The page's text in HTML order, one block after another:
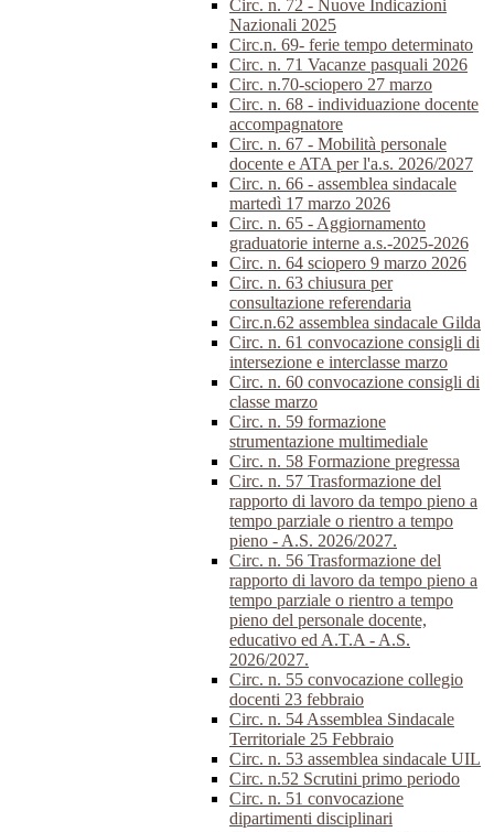
Circ. n. 72 - Nuove Indicazioni
Nazionali 2025
Circ.n. 69- ferie tempo determinato
Circ. n. 71 Vacanze pasquali 2026
Circ. n.70-sciopero 27 marzo
Circ. n. 68 - individuazione docente
accompagnatore
Circ. n. 67 - Mobilità personale
docente e ATA per l'a.s. 2026/2027
Circ. n. 66 - assemblea sindacale
martedì 17 marzo 2026
Circ. n. 65 - Aggiornamento
graduatorie interne a.s.-2025-2026
Circ. n. 64 sciopero 9 marzo 2026
Circ. n. 63 chiusura per
consultazione referendaria
Circ.n.62 assemblea sindacale Gilda
Circ. n. 61 convocazione consigli di
intersezione e interclasse marzo
Circ. n. 60 convocazione consigli di
classe marzo
Circ. n. 59 formazione
strumentazione multimediale
Circ. n. 58 Formazione pregressa
Circ. n. 57 Trasformazione del
rapporto di lavoro da tempo pieno a
tempo parziale o rientro a tempo
pieno - A.S. 2026/2027.
Circ. n. 56 Trasformazione del
rapporto di lavoro da tempo pieno a
tempo parziale o rientro a tempo
pieno del personale docente,
educativo ed A.T.A - A.S.
2026/2027.
Circ. n. 55 convocazione collegio
docenti 23 febbraio
Circ. n. 54 Assemblea Sindacale
Territoriale 25 Febbraio
Circ. n. 53 assemblea sindacale UIL
Circ. n.52 Scrutini primo periodo
Circ. n. 51 convocazione
dipartimenti disciplinari